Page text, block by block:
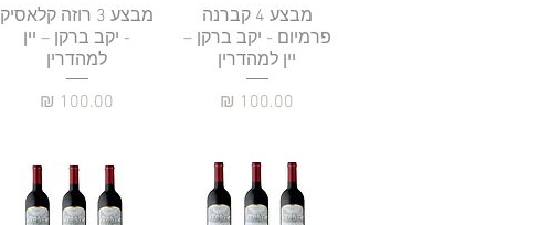
תצוגה מהירה
מבצע 4 קברנה
פרמיום - יקב ברקן –
יין למהדרין
מחיר
תצוגה מהירה
מבצע 3 רוזה קלאסיק
- יקב ברקן – יין
למהדרין
מחיר